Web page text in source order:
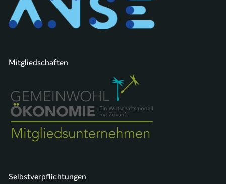
Mitgliedschaften
Selbstverpflichtungen